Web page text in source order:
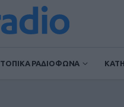
ΤΟΠΙΚΑ ΡΑΔΙΟΦΩΝΑ